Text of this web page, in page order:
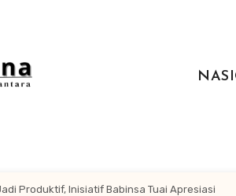
Produktif, Inisiatif Babinsa Tuai Apresiasi